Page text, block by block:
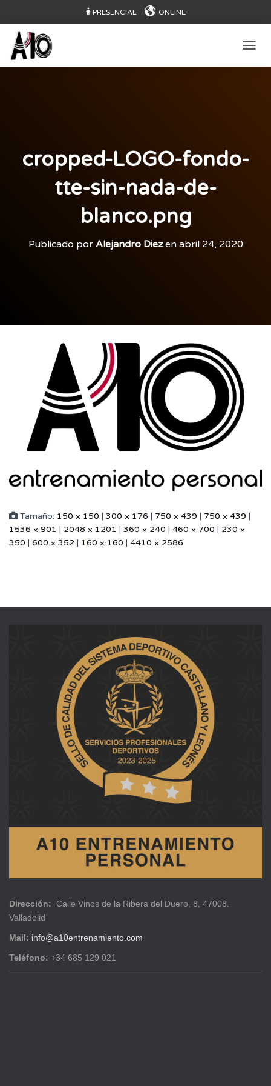
PRESENCIAL ONLINE
cropped-LOGO-fondo-
tte-sin-nada-de-
blanco.png
Publicado por Alejandro Diezen abril 24, 2020
Tamaño: 150 × 150 | 300 × 176 | 750 × 439 | 750 × 439 |
1536 × 901 | 2048 × 1201 | 360 × 240 | 460 × 700 | 230 ×
350 | 600 × 352 | 160 × 160 | 4410 × 2586
Dirección: Calle Vinos de la Ribera del Duero, 8, 47008.
Valladolid
Mail: info@a10entrenamiento.com
Teléfono: +34 685 129 021